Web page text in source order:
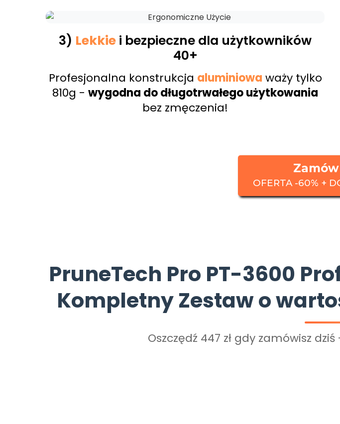
3) Lekkie i bezpieczne dla użytkowników
40+
Profesjonalna konstrukcja aluminiowa waży tylko
810g - wygodna do długotrwałego użytkowania
bez zmęczenia!
OFERTA -60% +
PruneTech Pro PT-3600
Kompletny Zestaw o
Oszczędź 447 zł gdy zamówisz